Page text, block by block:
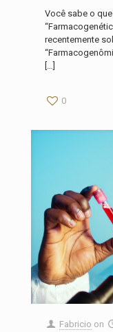
Você sabe o
recentemente
[…]
0
Fabricio on